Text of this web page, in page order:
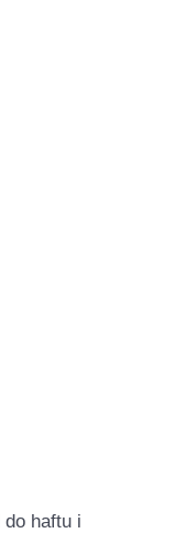
do haftu i